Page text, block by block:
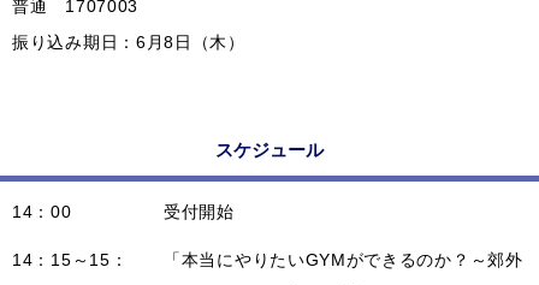
普通 1707003
振り込み期日：6月8日（木）
スケジュール
14：00 受付開始
14：15～15：
「本当にやりたいGYMができるのか？～郊外